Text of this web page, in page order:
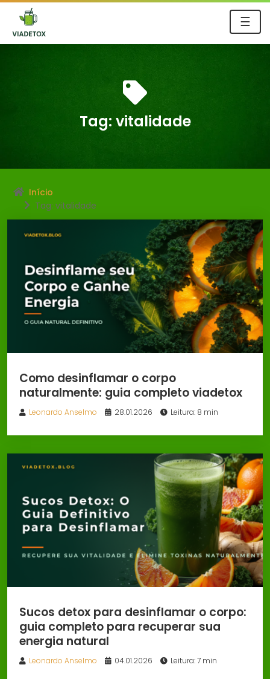
☰
Tag: vitalidade
Início
Tag: vitalidade
Como desinflamar o corpo
naturalmente: guia completo viadetox
Leonardo Anselmo 28.01.2026 Leitura: 8 min
Sucos detox para desinflamar o corpo:
guia completo para recuperar sua
energia natural
Leonardo Anselmo 04.01.2026 Leitura: 7 min